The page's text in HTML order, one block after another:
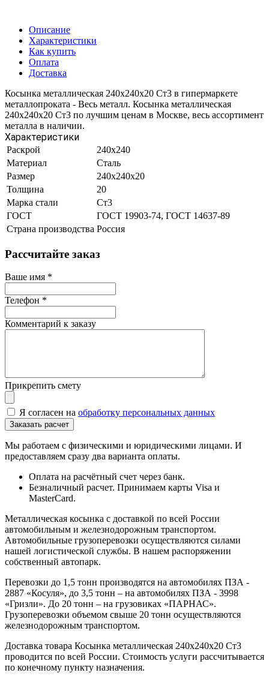
Описание
Характеристики
Как купить
Оплата
Доставка
Косынка металлическая 240х240х20 Ст3 в гипермаркете
металлопроката - Весь металл. Косынка металлическая
240х240х20 Ст3 по лучшим ценам в Москве, весь ассортимент
металла в наличии.
Характеристики
Раскрой
240х240
Материал
Сталь
Размер
240х240х20
Толщина
20
Марка стали
Ст3
ГОСТ
ГОСТ 19903-74, ГОСТ 14637-89
Страна производства Россия
Рассчитайте заказ
Ваше имя *
Телефон *
Комментарий к заказу
Прикрепить смету
Я согласен на обработку персональных данных
Мы работаем с физическими и юридическими лицами. И
предоставляем сразу два варианта оплаты.
Оплата на расчётный счет через банк.
Безналичный расчет. Принимаем карты Visa и
MasterCard.
Металлическая косынка с доставкой по всей России
автомобильным и железнодорожным транспортом.
Автомобильные грузоперевозки осуществляются силами
нашей логистической службы. В нашем распоряжении
собственный автопарк.
Перевозки до 1,5 тонн производятся на автомобилях ПЗА -
2887 «Косуля», до 3,5 тонн – на автомобилях ПЗА - 3998
«Гризли». До 20 тонн – на грузовиках «ПАРНАС».
Грузоперевозки объемом свыше 20 тонн осуществляются
железнодорожным транспортом.
Доставка товара Косынка металлическая 240х240х20 Ст3
проводится по всей России. Стоимость услуги рассчитывается
по конечному пункту назначения.